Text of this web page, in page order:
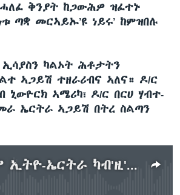
ቅንያት ከጋውሕዎ ዝፈተኑ
ጣቋ መርኣይኡ’ዩ ነይሩ’ ከምዝበሉ
ካልኦት ሕቶታትን
ኣጋይሽ ተዘራሪብና ኣለና። ዶ/ር
ኒውዮርክ ኣሜሪካ፣ ዶ/ር በርሀ ሃብተ-
ኤርትራ ኣጋይሽ በትረ ስልጣን
መስርሕ ሰላም ኢትዮ-ኤርትራ ካብ'ዚ'ከ ናበይ? (2ይ ክፋል)
source currently available